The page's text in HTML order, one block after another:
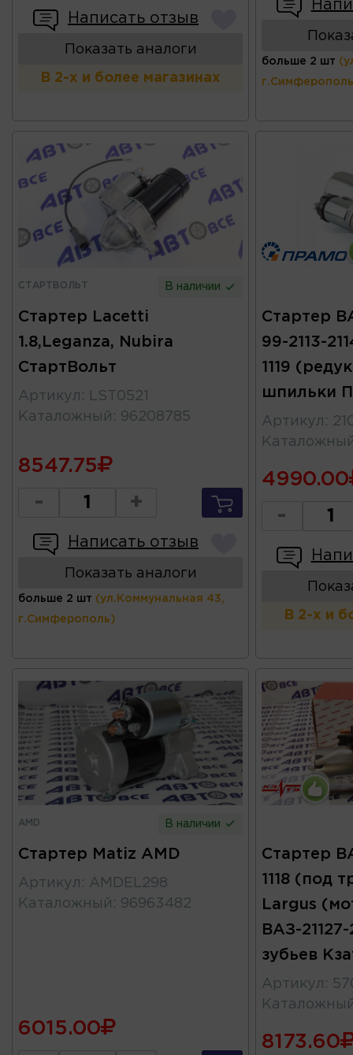
Написать отзыв
Показать аналоги
В 2-х и более магазинах
больше 2 шт
СТАРТВОЛЬТ В наличии
Стартер Lacetti
1.8,Leganza, Nubira
СтартВольт
Артикул :
LST0521
Каталожный : 96208785
8547.75
- +
Написать отзыв
Показать аналоги
больше 2 шт (ул.Коммунальная 43,
г.Симферополь)
Стартер
99-2113-
1119
шпильки
Артикул :
4990.00
-
В 2-х и
AMD В наличии
Стартер Matiz AMD
Артикул : AMDEL298
Каталожный : 96963482
6015.00
Стартер
1118 (под
Largus
ВАЗ-21127-
зубьев
Артикул :
8173.60